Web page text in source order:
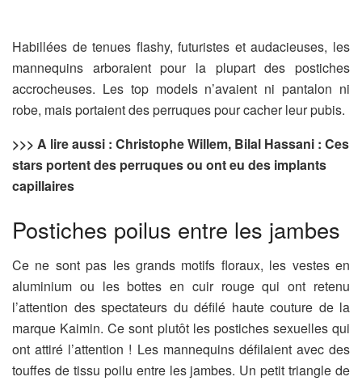
Habillées de tenues flashy, futuristes et audacieuses, les
mannequins arboraient pour la plupart des postiches
accrocheuses. Les top models n’avaient ni pantalon ni
robe, mais portaient des perruques pour cacher leur pubis.
>>> A lire aussi : Christophe Willem, Bilal Hassani : Ces
stars portent des perruques ou ont eu des implants
capillaires
Postiches poilus entre les jambes
Ce ne sont pas les grands motifs floraux, les vestes en
aluminium ou les bottes en cuir rouge qui ont retenu
l’attention des spectateurs du défilé haute couture de la
marque Kaimin. Ce sont plutôt les postiches sexuelles qui
ont attiré l’attention ! Les mannequins défilaient avec des
touffes de tissu poilu entre les jambes. Un petit triangle de